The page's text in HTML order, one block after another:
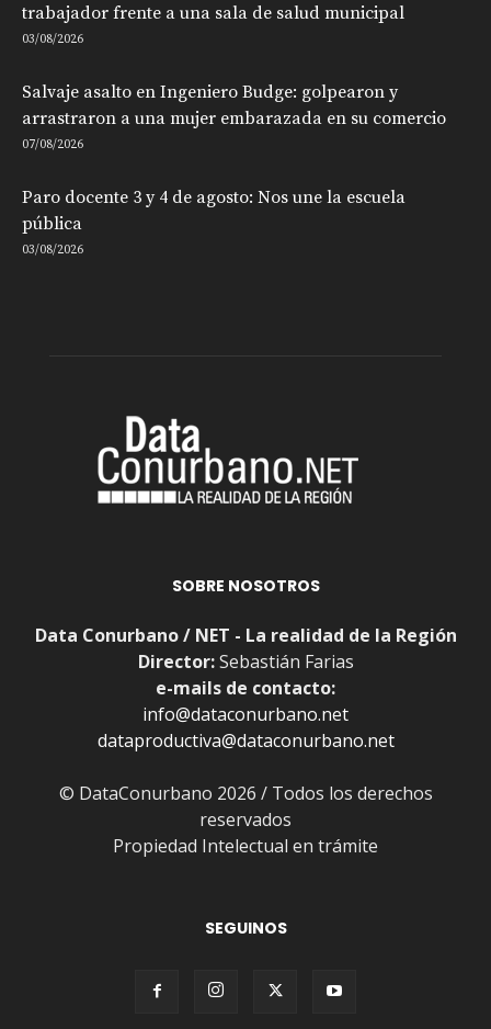
trabajador frente a una sala de salud municipal
03/08/2026
Salvaje asalto en Ingeniero Budge: golpearon y
arrastraron a una mujer embarazada en su comercio
07/08/2026
Paro docente 3 y 4 de agosto: Nos une la escuela
pública
03/08/2026
SOBRE NOSOTROS
Data Conurbano / NET - La realidad de la Región
Director:Sebastián Farias
e-mails de contacto:
info@dataconurbano.net
dataproductiva@dataconurbano.net
© DataConurbano 2026 / Todos los derechos
reservados
Propiedad Intelectual en trámite
SEGUINOS